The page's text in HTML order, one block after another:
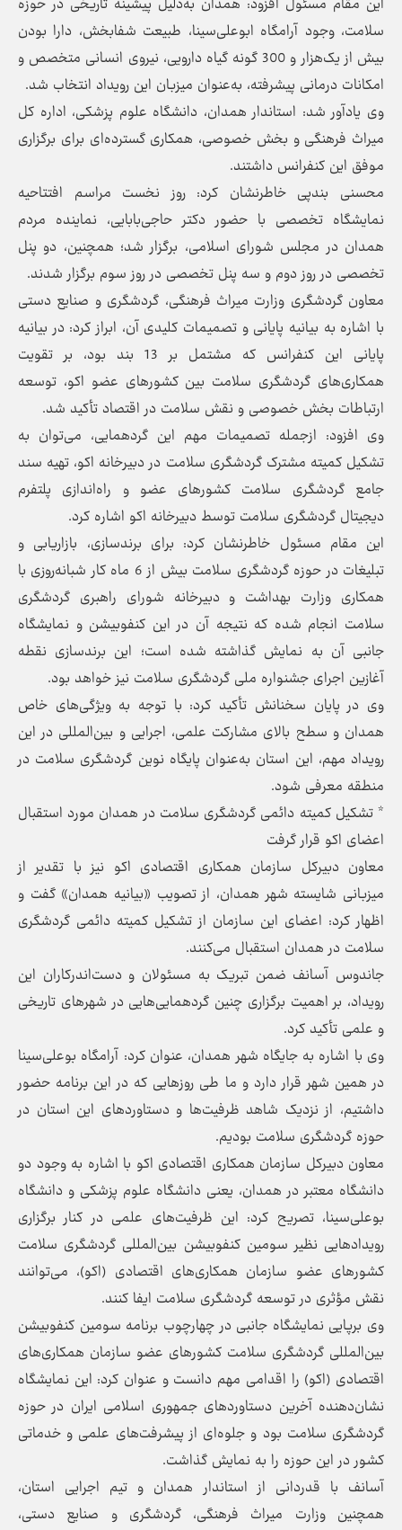
سلامت، وجود آرامگاه ابوعلی‌سینا، طبیعت شفابخش، دارا بودن
بیش از یک‌هزار و 300 گونه گیاه دارویی، نیروی انسانی متخصص و
امکانات درمانی پیشرفته، به‌عنوان میزبان این رویداد انتخاب شد.
وی یادآور شد: استاندار همدان، دانشگاه علوم پزشکی، اداره کل
میراث فرهنگی و بخش خصوصی، همکاری گسترده‌ای برای برگزاری
موفق این کنفرانس داشتند.
محسنی ‌بندپی خاطرنشان کرد: روز نخست مراسم افتتاحیه
نمایشگاه تخصصی با حضور دکتر حاجی‌بابایی، نماینده مردم
همدان در مجلس شورای اسلامی، برگزار شد؛ همچنین، دو پنل
تخصصی در روز دوم و سه پنل تخصصی در روز سوم برگزار شدند.
معاون گردشگری وزارت میراث فرهنگی، گردشگری و صنایع دستی
با اشاره به بیانیه پایانی و تصمیمات کلیدی آن، ابراز کرد: در بیانیه
پایانی این کنفرانس که مشتمل بر 13 بند بود، بر تقویت
همکاری‌های گردشگری سلامت بین کشورهای عضو اکو، توسعه
ارتباطات بخش خصوصی و نقش سلامت در اقتصاد تأکید شد.
وی افزود: ازجمله تصمیمات مهم این گردهمایی، می‌توان به
تشکیل کمیته مشترک گردشگری سلامت در دبیرخانه اکو، تهیه سند
جامع گردشگری سلامت کشورهای عضو و راه‌اندازی پلتفرم
دیجیتال گردشگری سلامت توسط دبیرخانه اکو اشاره کرد.
این مقام مسئول خاطرنشان کرد: برای برندسازی، بازاریابی و
تبلیغات در حوزه گردشگری سلامت بیش از 6 ماه کار شبانه‌روزی با
همکاری وزارت بهداشت و دبیرخانه شورای راهبری گردشگری
سلامت انجام شده که نتیجه آن در این کنفوبیشن و نمایشگاه
جانبی آن به نمایش گذاشته شده است؛ این برندسازی نقطه
آغازین اجرای جشنواره ملی گردشگری سلامت نیز خواهد بود.
وی در پایان سخنانش تأکید کرد: با توجه به ویژگی‌های خاص
همدان و سطح بالای مشارکت علمی، اجرایی و بین‌المللی در این
رویداد مهم، این استان به‌عنوان پایگاه نوین گردشگری سلامت در
منطقه معرفی شود.
* تشکیل کمیته دائمی گردشگری سلامت در همدان مورد استقبال
اعضای اکو قرار گرفت
معاون دبیرکل سازمان همکاری اقتصادی اکو نیز با تقدیر از
میزبانی شایسته شهر همدان، از تصویب «بیانیه همدان» گفت و
اظهار کرد: اعضای این سازمان از تشکیل کمیته دائمی گردشگری
سلامت در همدان استقبال می‌کنند.
جاندوس آسانف ضمن تبریک به مسئولان و دست‌اندرکاران این
رویداد، بر اهمیت برگزاری چنین گردهمایی‌هایی در شهرهای تاریخی
و علمی تأکید کرد.
وی با اشاره به جایگاه شهر همدان، عنوان کرد: آرامگاه بوعلی‌سینا
در همین شهر قرار دارد و ما طی روزهایی که در این برنامه حضور
داشتیم، از نزدیک شاهد ظرفیت‌ها و دستاوردهای این استان در
حوزه گردشگری سلامت بودیم.
معاون دبیرکل سازمان همکاری اقتصادی اکو با اشاره به وجود دو
دانشگاه معتبر در همدان، یعنی دانشگاه علوم پزشکی و دانشگاه
بوعلی‌سینا، تصریح کرد: این ظرفیت‌های علمی در کنار برگزاری
رویدادهایی نظیر سومین کنفوبیشن بین‌المللی گردشگری سلامت
کشورهای عضو سازمان همکاری‌های اقتصادی (اکو)، می‌توانند
نقش مؤثری در توسعه گردشگری سلامت ایفا کنند.
وی برپایی نمایشگاه جانبی در چهارچوب برنامه سومین کنفوبیشن
بین‌المللی گردشگری سلامت کشورهای عضو سازمان همکاری‌های
اقتصادی (اکو) را اقدامی مهم دانست و عنوان کرد: این نمایشگاه
نشان‌دهنده آخرین دستاوردهای جمهوری اسلامی ایران در حوزه
گردشگری سلامت بود و جلوه‌ای از پیشرفت‌های علمی و خدماتی
کشور در این حوزه را به نمایش گذاشت.
آسانف با قدردانی از استاندار همدان و تیم اجرایی استان،
همچنین وزارت میراث‌ فرهنگی، گردشگری و صنایع ‌دستی،